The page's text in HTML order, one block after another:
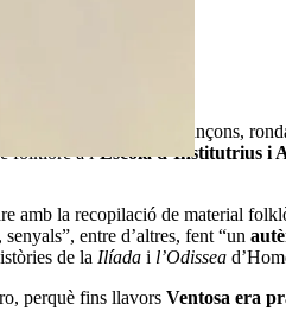
per anar recollint cançons,
folklore a l’Escola d’Institutrius i
amb la recopilació de material
entre d’altres, fent “un
de la Ilíada i l’Odissea
perquè fins llavors Ventosa era